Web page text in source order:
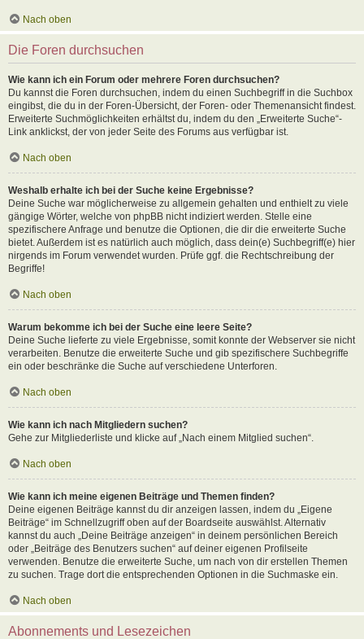
Nach oben
Die Foren durchsuchen
Wie kann ich ein Forum oder mehrere Foren durchsuchen?
Du kannst die Foren durchsuchen, indem du einen Suchbegriff in die Suchbox
eingibst, die du in der Foren-Übersicht, der Foren- oder Themenansicht findest.
Erweiterte Suchmöglichkeiten erhältst du, indem du den „Erweiterte Suche“-
Link anklickst, der von jeder Seite des Forums aus verfügbar ist.
Nach oben
Weshalb erhalte ich bei der Suche keine Ergebnisse?
Deine Suche war möglicherweise zu allgemein gehalten und enthielt zu viele
gängige Wörter, welche von phpBB nicht indiziert werden. Stelle eine
spezifischere Anfrage und benutze die Optionen, die dir die erweiterte Suche
bietet. Außerdem ist es natürlich auch möglich, dass dein(e) Suchbegriff(e) hier
nirgends im Forum verwendet wurden. Prüfe ggf. die Rechtschreibung der
Begriffe!
Nach oben
Warum bekomme ich bei der Suche eine leere Seite?
Deine Suche lieferte zu viele Ergebnisse, somit konnte der Webserver sie nicht
verarbeiten. Benutze die erweiterte Suche und gib spezifischere Suchbegriffe
ein oder beschränke die Suche auf verschiedene Unterforen.
Nach oben
Wie kann ich nach Mitgliedern suchen?
Gehe zur Mitgliederliste und klicke auf „Nach einem Mitglied suchen“.
Nach oben
Wie kann ich meine eigenen Beiträge und Themen finden?
Deine eigenen Beiträge kannst du dir anzeigen lassen, indem du „Eigene
Beiträge“ im Schnellzugriff oben auf der Boardseite auswählst. Alternativ
kannst du auch „Deine Beiträge anzeigen“ in deinem persönlichen Bereich
oder „Beiträge des Benutzers suchen“ auf deiner eigenen Profilseite
verwenden. Benutze die erweiterte Suche, um nach von dir erstellen Themen
zu suchen. Trage dort die entsprechenden Optionen in die Suchmaske ein.
Nach oben
Abonnements und Lesezeichen